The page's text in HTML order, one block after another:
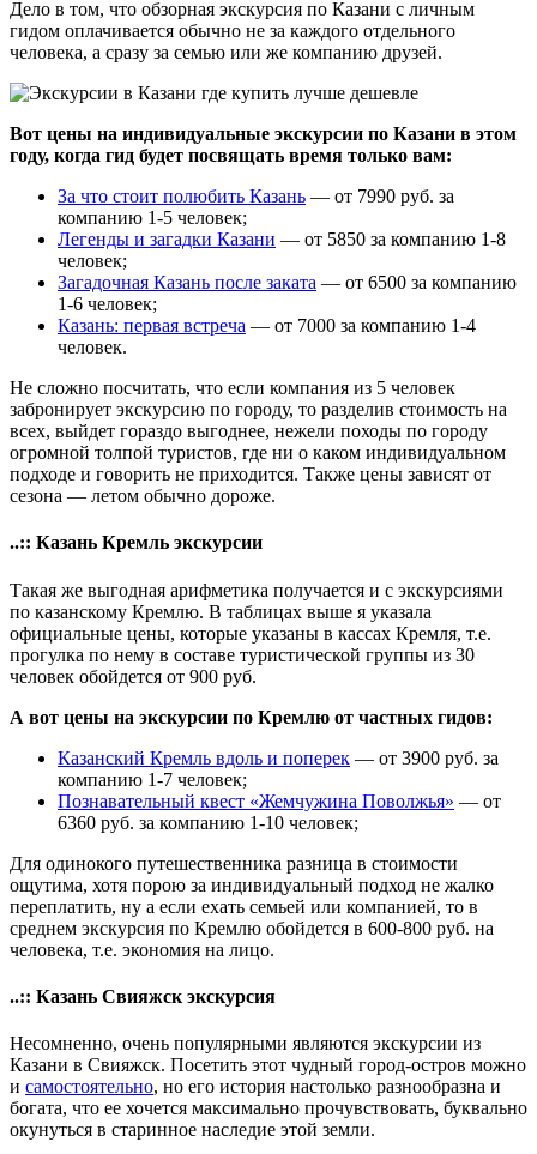
Дело в том, что обзорная экскурсия по Казани с личным
гидом оплачивается обычно не за каждого отдельного
человека, а сразу за семью или же компанию друзей.
Вот цены на индивидуальные экскурсии по Казани в этом
году, когда гид будет посвящать время только вам:
За что стоит полюбить Казань — от 7990 руб. за
компанию 1-5 человек;
Легенды и загадки Казани — от 5850 за компанию 1-8
человек;
Загадочная Казань после заката — от 6500 за компанию
1-6 человек;
Казань: первая встреча — от 7000 за компанию 1-4
человек.
Не сложно посчитать, что если компания из 5 человек
забронирует экскурсию по городу, то разделив стоимость на
всех, выйдет гораздо выгоднее, нежели походы по городу
огромной толпой туристов, где ни о каком индивидуальном
подходе и говорить не приходится. Также цены зависят от
сезона — летом обычно дороже.
..:: Казань Кремль экскурсии
Такая же выгодная арифметика получается и с экскурсиями
по казанскому Кремлю. В таблицах выше я указала
официальные цены, которые указаны в кассах Кремля, т.е.
прогулка по нему в составе туристической группы из 30
человек обойдется от 900 руб.
А вот цены на экскурсии по Кремлю от частных гидов:
Казанский Кремль вдоль и поперек — от 3900 руб. за
компанию 1-7 человек;
Познавательный квест «Жемчужина Поволжья» — от
6360 руб. за компанию 1-10 человек;
Для одинокого путешественника разница в стоимости
ощутима, хотя порою за индивидуальный подход не жалко
переплатить, ну а если ехать семьей или компанией, то в
среднем экскурсия по Кремлю обойдется в 600-800 руб. на
человека, т.е. экономия на лицо.
..:: Казань Свияжск экскурсия
Несомненно, очень популярными являются экскурсии из
Казани в Свияжск. Посетить этот чудный город-остров можно
и самостоятельно, но его история настолько разнообразна и
богата, что ее хочется максимально прочувствовать, буквально
окунуться в старинное наследие этой земли.